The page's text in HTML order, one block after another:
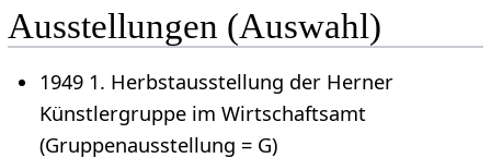
Ausstellungen (Auswahl)
1949 1. Herbstausstellung der Herner
Künstlergruppe im Wirtschaftsamt
(Gruppenausstellung = G)